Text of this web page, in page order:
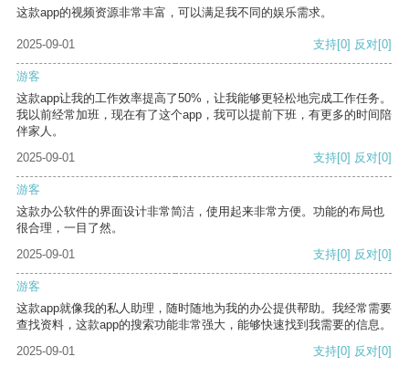
这款app的视频资源非常丰富，可以满足我不同的娱乐需求。
2025-09-01 支持[0] 反对[0]
游客
这款app让我的工作效率提高了50%，让我能够更轻松地完成工作任务。
我以前经常加班，现在有了这个app，我可以提前下班，有更多的时间陪
伴家人。
2025-09-01
支持[0] 反对[0]
游客
这款办公软件的界面设计非常简洁，使用起来非常方便。功能的布局也
很合理，一目了然。
2025-09-01
支持[0] 反对[0]
游客
这款app就像我的私人助理，随时随地为我的办公提供帮助。我经常需要
查找资料，这款app的搜索功能非常强大，能够快速找到我需要的信息。
2025-09-01
支持[0] 反对[0]